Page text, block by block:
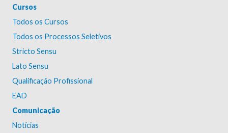
Cursos
Todos os Cursos
Todos os Processos Seletivos
Stricto Sensu
Lato Sensu
Qualificação Profissional
EAD
Comunicação
Notícias